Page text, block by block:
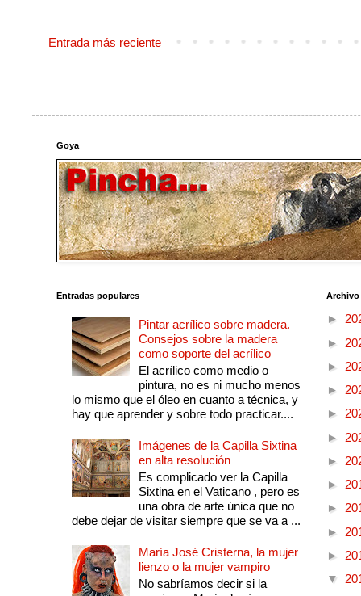
Entrada más reciente
Goya
Entradas populares
Pintar acrílico sobre madera.
Consejos sobre la madera
como soporte del acrílico
El acrílico como medio o
pintura, no es ni mucho menos
lo mismo que el óleo en cuanto a técnica, y
hay que aprender y sobre todo practicar....
Imágenes de la Capilla Sixtina
en alta resolución
Es complicado ver la Capilla
Sixtina en el Vaticano , pero es
una obra de arte única que no
debe dejar de visitar siempre que se va a ...
María José Cristerna, la mujer
lienzo o la mujer vampiro
No sabríamos decir si la
►
►
►
►
►
►
►
►
►
►
►
▼